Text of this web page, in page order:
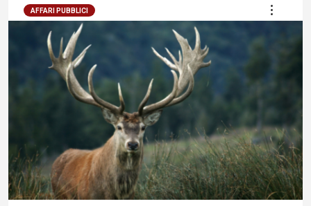
AFFARI PUBBLICI